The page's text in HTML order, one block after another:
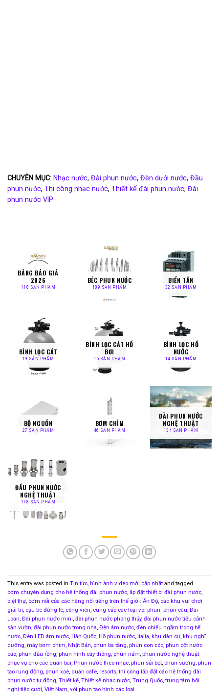
CHUYÊN MỤC: Nhạc nước, Đài phun nước, Đèn dưới nước, Đầu
phun nước, Thi công nhạc nước, Thiết kế đài phun nước; Đài
phun nước VIP
BẢNG BÁO GIÁ
2026
118 SẢN PHẨM
BÉC PHUN NƯỚC
189 SẢN PHẨM
BIẾN TẦN
32 SẢN PHẨM
BÌNH LỌC CÁT
19 SẢN PHẨM
BÌNH LỌC CÁT HỒ
BƠI
15 SẢN PHẨM
BÌNH LỌC HỒ
NƯỚC
14 SẢN PHẨM
BỘ NGUỒN
27 SẢN PHẨM
BƠM CHÌM
46 SẢN PHẨM
ĐÀI PHUN NƯỚC
NGHỆ THUẬT
134 SẢN PHẨM
ĐẦU PHUN NƯỚC
NGHỆ THUẬT
178 SẢN PHẨM
This entry was posted in Tin tức, hình ảnh video mới cập nhật and tagged
bơm chuyên dụng cho hệ thống đài phun nước ắp đặt thiết bị đài phun nước
biệt thự bơm nổi của các hãng nổi tiếng trên thế giới: Ấn Độ các khu vui chơi
giải trí cậu bé đứng tè công viên cung cấp các loại vòi phun: phun câu Đài
Loan Đài phun nước mini đài phun nước phong thủy, đài phun nước tiểu cảnh
sân vườn đài phun nước trong nhà Đèn âm nước đèn chiếu ngầm trong bể
nước Đèn LED âm nước Hàn Quốc Hồ phun nước Italia khu dân cư khu nghĩ
dưỡng máy bơm chìm Nhật Bản phun ba tầng phun con cóc phun cột nước
cao phun đầu rồng phun hình cây thông phun nấm phun nước nghệ thuật
phục vụ cho các quán bar, Phun nước theo nhạc phun sủi bọt phun sương phun
tạo rung động phun xoè quán cafe resorts ,thi công lắp đặt các hệ thống đài
phun nước tự động Thiết kế, Thiết kế nhạc nước Trung Quốc ,trung tâm hội
nghị tiệc cưới Việt Nam vòi phun tạo hình các loại